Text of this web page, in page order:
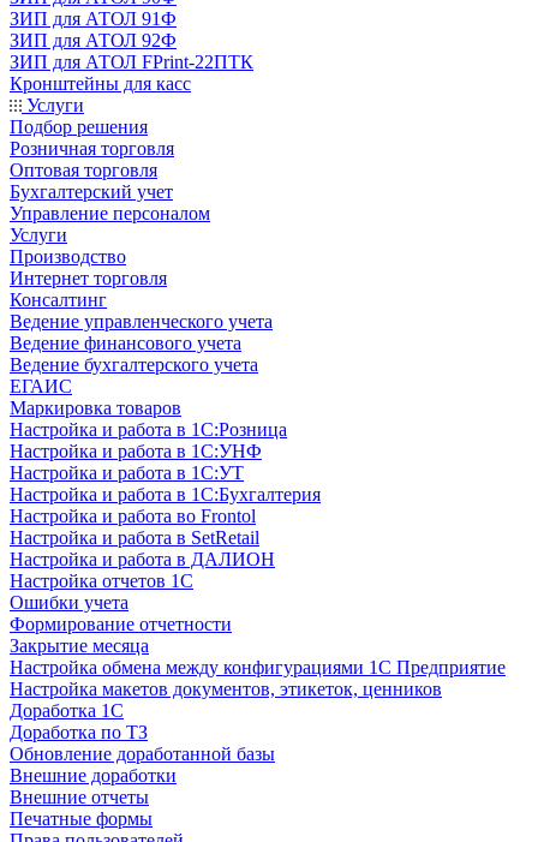
ЗИП для АТОЛ 91Ф
ЗИП для АТОЛ 92Ф
ЗИП для АТОЛ FPrint-22ПТК
Кронштейны для касс
Услуги
Подбор решения
Розничная торговля
Оптовая торговля
Бухгалтерский учет
Управление персоналом
Услуги
Производство
Интернет торговля
Консалтинг
Ведение управленческого учета
Ведение финансового учета
Ведение бухгалтерского учета
ЕГАИС
Маркировка товаров
Настройка и работа в 1С:Розница
Настройка и работа в 1С:УНФ
Настройка и работа в 1С:УТ
Настройка и работа в 1С:Бухгалтерия
Настройка и работа во Frontol
Настройка и работа в SetRetail
Настройка и работа в ДАЛИОН
Настройка отчетов 1С
Ошибки учета
Формирование отчетности
Закрытие месяца
Настройка обмена между конфигурациями 1С Предприятие
Настройка макетов документов, этикеток, ценников
Доработка 1С
Доработка по ТЗ
Обновление доработанной базы
Внешние доработки
Внешние отчеты
Печатные формы